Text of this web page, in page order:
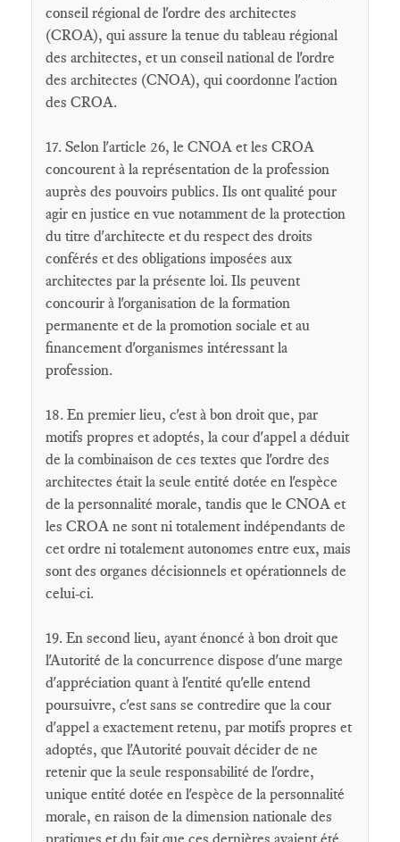
conseil régional de l'ordre des architectes
(CROA), qui assure la tenue du tableau régional
des architectes, et un conseil national de l'ordre
des architectes (CNOA), qui coordonne l'action
des CROA.
17. Selon l'article 26, le CNOA et les CROA
concourent à la représentation de la profession
auprès des pouvoirs publics. Ils ont qualité pour
agir en justice en vue notamment de la protection
du titre d'architecte et du respect des droits
conférés et des obligations imposées aux
architectes par la présente loi. Ils peuvent
concourir à l'organisation de la formation
permanente et de la promotion sociale et au
financement d'organismes intéressant la
profession.
18. En premier lieu, c'est à bon droit que, par
motifs propres et adoptés, la cour d'appel a déduit
de la combinaison de ces textes que l'ordre des
architectes était la seule entité dotée en l'espèce
de la personnalité morale, tandis que le CNOA et
les CROA ne sont ni totalement indépendants de
cet ordre ni totalement autonomes entre eux, mais
sont des organes décisionnels et opérationnels de
celui-ci.
19. En second lieu, ayant énoncé à bon droit que
l'Autorité de la concurrence dispose d'une marge
d'appréciation quant à l'entité qu'elle entend
poursuivre, c'est sans se contredire que la cour
d'appel a exactement retenu, par motifs propres et
adoptés, que l'Autorité pouvait décider de ne
retenir que la seule responsabilité de l'ordre,
unique entité dotée en l'espèce de la personnalité
morale, en raison de la dimension nationale des
pratiques et du fait que ces dernières avaient été